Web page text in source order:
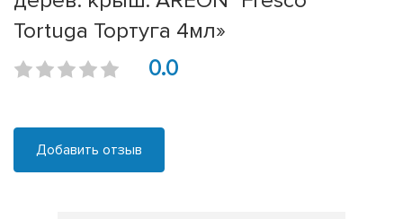
Tortuga Тортуга 4мл»
0.0
Добавить отзыв